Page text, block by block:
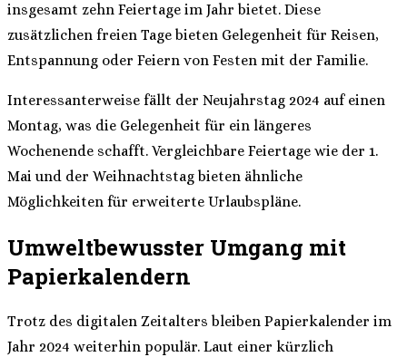
insgesamt zehn Feiertage im Jahr bietet. Diese
zusätzlichen freien Tage bieten Gelegenheit für Reisen,
Entspannung oder Feiern von Festen mit der Familie.
Interessanterweise fällt der Neujahrstag 2024 auf einen
Montag, was die Gelegenheit für ein längeres
Wochenende schafft. Vergleichbare Feiertage wie der 1.
Mai und der Weihnachtstag bieten ähnliche
Möglichkeiten für erweiterte Urlaubspläne.
Umweltbewusster Umgang mit
Papierkalendern
Trotz des digitalen Zeitalters bleiben Papierkalender im
Jahr 2024 weiterhin populär. Laut einer kürzlich